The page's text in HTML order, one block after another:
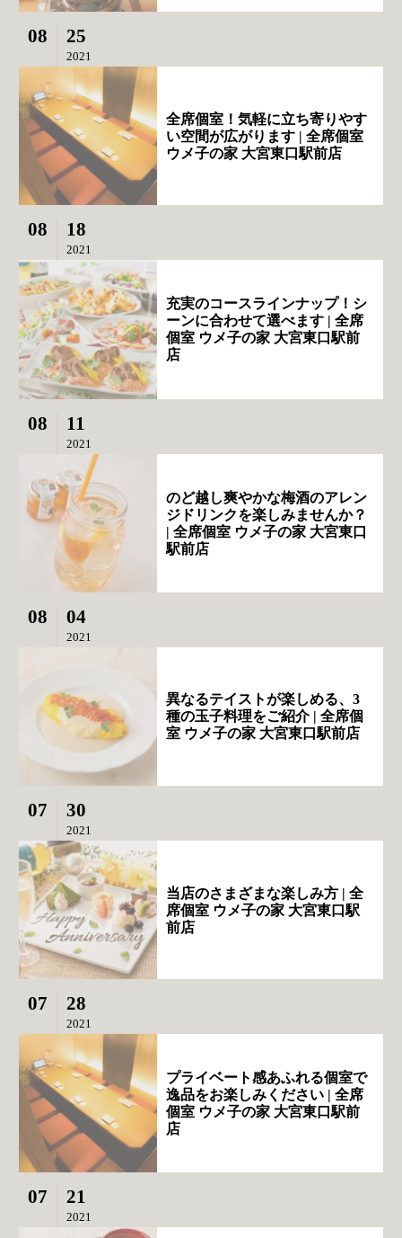
08 25
2021
全席個室！気軽に立ち寄りやす
い空間が広がります | 全席個室
ウメ子の家 大宮東口駅前店
08 18
2021
充実のコースラインナップ！シ
ーンに合わせて選べます | 全席
個室 ウメ子の家 大宮東口駅前
店
08 11
2021
のど越し爽やかな梅酒のアレン
ジドリンクを楽しみませんか？
| 全席個室 ウメ子の家 大宮東口
駅前店
08 04
2021
異なるテイストが楽しめる、3
種の玉子料理をご紹介 | 全席個
室 ウメ子の家 大宮東口駅前店
07 30
2021
当店のさまざまな楽しみ方 | 全
席個室 ウメ子の家 大宮東口駅
前店
07 28
2021
プライベート感あふれる個室で
逸品をお楽しみください | 全席
個室 ウメ子の家 大宮東口駅前
店
07 21
2021